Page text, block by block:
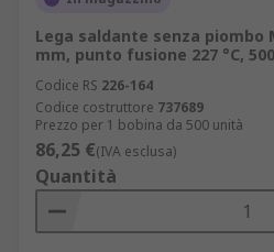
Lega saldante senza piombo
mm, punto fusione 227 °C,
Codice RS 226-164
Codice costruttore 737689
Prezzo per 1 bobina da 500 unità
86,25 €(IVA esclusa)
Quantità